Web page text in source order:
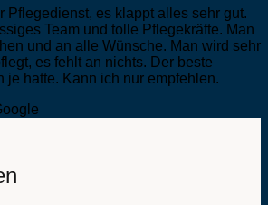
Pflegedienst, es klappt alles sehr gut.
Team und tolle Pflegekräfte. Man
und an alle Wünsche. Man wird sehr
es fehlt an nichts. Der beste
je hatte. Kann ich nur empfehlen.